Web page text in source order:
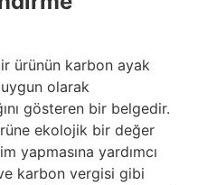
ürünün karbon ayak
olarak
gösteren bir belgedir.
ekolojik bir değer
yapmasına yardımcı
karbon vergisi gibi